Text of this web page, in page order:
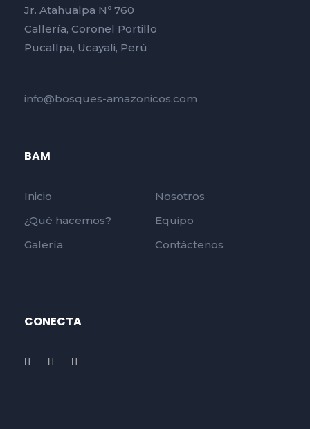
Jr. Atahualpa Nº 760
Callería, Coronel Portillo
Pucallpa, Ucayali, Perú
info@bosques-amazonicos.com
BAM
Inicio
Nosotros
¿Qué hacemos?
Equipo
Galería
Contáctenos
CONECTA